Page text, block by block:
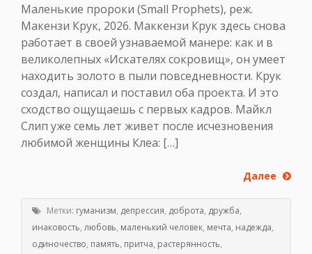
Маленькие пророки (Small Prophets), реж.
Макензи Крук, 2026. Маккензи Крук здесь снова
работает в своей узнаваемой манере: как и в
великолепных «Искателях сокровищ», он умеет
находить золото в пыли повседневности. Крук
создал, написал и поставил оба проекта. И это
сходство ощущаешь с первых кадров. Майкл
Слип уже семь лет живет после исчезновения
любимой женщины Клеа: […]
Далее
Метки: гуманизм, депрессия, доброта, дружба,
инаковость, любовь, маленький человек, мечта, надежда,
одиночество, память, притча, растерянность,